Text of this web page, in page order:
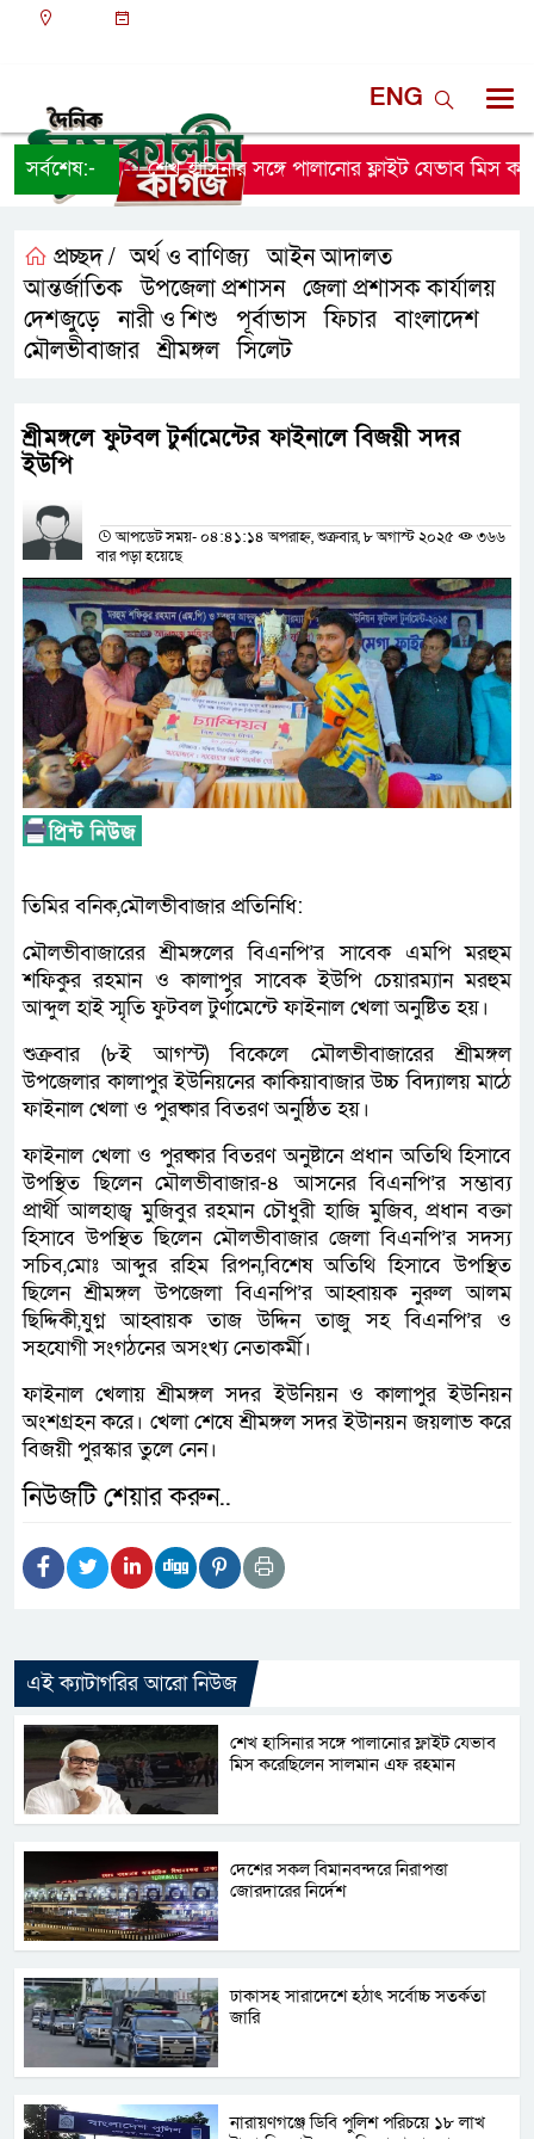
ENG
সর্বশেষ:- শেখ হাসিনার সঙ্গে পালানোর ফ্লাইট যেভাব মিস
প্রচ্ছদ / অর্থ ও বাণিজ্য ,আইন আদালত
আন্তর্জাতিক ,উপজেলা প্রশাসন জেলা প্রশাসক কার্যালয়
দেশজুড়ে ,নারী ও শিশু পূর্বাভাস ,ফিচার ,বাংলাদেশ
মৌলভীবাজার ,শ্রীমঙ্গল ,সিলেট
শ্রীমঙ্গলে ফুটবল টুর্নামেন্টের ফাইনালে বিজয়ী সদর
ইউপি
আপডেট সময়- ০৪:৪১:১৪ অপরাহ্ন, শুক্রবার, ৮ অগাস্ট ২০২৫
৩৬৬
বার পড়া হয়েছে
তিমির বনিক,মৌলভীবাজার প্রতিনিধি:
মৌলভীবাজারের শ্রীমঙ্গলের বিএনপি’র সাবেক এমপি মরহুম
শফিকুর রহমান ও কালাপুর সাবেক ইউপি চেয়ারম্যান মরহুম
আব্দুল হাই স্মৃতি ফুটবল টুর্ণামেন্টে ফাইনাল খেলা অনুষ্টিত হয়।
শুক্রবার (৮ই আগস্ট) বিকেলে মৌলভীবাজারের শ্রীমঙ্গল
উপজেলার কালাপুর ইউনিয়নের কাকিয়াবাজার উচ্চ বিদ্যালয় মাঠে
ফাইনাল খেলা ও পুরষ্কার বিতরণ অনুষ্ঠিত হয়।
ফাইনাল খেলা ও পুরষ্কার বিতরণ অনুষ্টানে প্রধান অতিথি হিসাবে
উপস্থিত ছিলেন মৌলভীবাজার-৪ আসনের বিএনপি’র সম্ভাব্য
প্রার্থী আলহাজ্ব মুজিবুর রহমান চৌধুরী হাজি মুজিব, প্রধান বক্তা
হিসাবে উপস্থিত ছিলেন মৌলভীবাজার জেলা বিএনপি’র সদস্য
সচিব,মোঃ আব্দুর রহিম রিপন,বিশেষ অতিথি হিসাবে উপস্থিত
ছিলেন শ্রীমঙ্গল উপজেলা বিএনপি’র আহ্বায়ক নুরুল আলম
ছিদ্দিকী,যুগ্ন আহ্বায়ক তাজ উদ্দিন তাজু সহ বিএনপি’র ও
সহযোগী সংগঠনের অসংখ্য নেতাকর্মী।
ফাইনাল খেলায় শ্রীমঙ্গল সদর ইউনিয়ন ও কালাপুর ইউনিয়ন
অংশগ্রহন করে। খেলা শেষে শ্রীমঙ্গল সদর ইউানয়ন জয়লাভ করে
বিজয়ী পুরস্কার তুলে নেন।
নিউজটি শেয়ার করুন..
এই ক্যাটাগরির আরো নিউজ
শেখ হাসিনার সঙ্গে পালানোর ফ্লাইট যেভাব
মিস করেছিলেন সালমান এফ রহমান
দেশের সকল বিমানবন্দরে নিরাপত্তা
জোরদারের নির্দেশ
ঢাকাসহ সারাদেশে হঠাৎ সর্বোচ্চ সতর্কতা
জা‌রি
নারায়ণগঞ্জে ডিবি পুলিশ পরিচয়ে ১৮ লাখ